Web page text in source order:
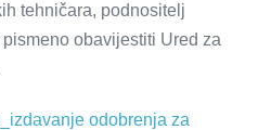
tehničara, podnositelj
obavijestiti Ured za
odobrenja za